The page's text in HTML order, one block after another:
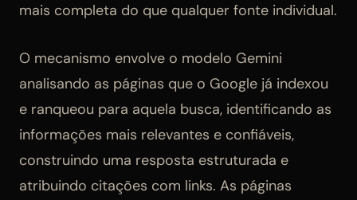
mais completa do que qualquer fonte individual.
O mecanismo envolve o modelo Gemini
analisando as páginas que o Google já indexou
e ranqueou para aquela busca, identificando as
informações mais relevantes e confiáveis,
construindo uma resposta estruturada e
atribuindo citações com links. As páginas